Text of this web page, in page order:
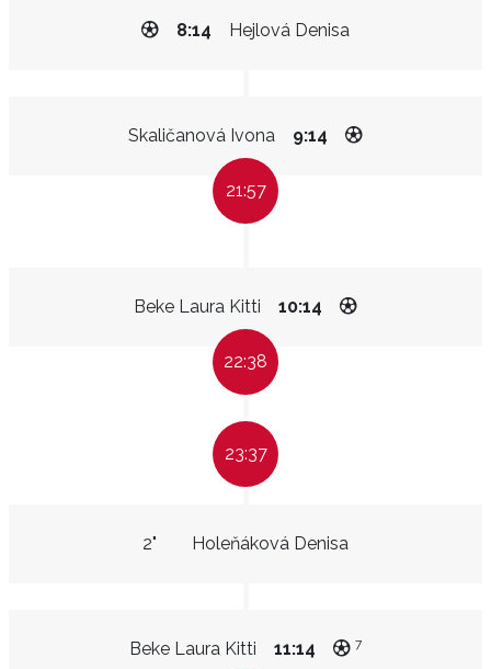
Hejlová Denisa
8:14
Skaličanová Ivona 9:14
21:57
Beke Laura Kitti 10:14
22:38
23:37
Holeňáková Denisa
2"
Beke Laura Kitti 11:14 7